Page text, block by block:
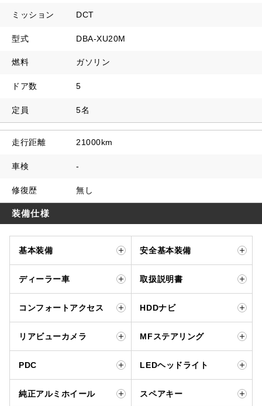
ミッション DCT
型式 DBA-XU20M
燃料 ガソリン
ドア数 5
定員 5名
走行距離 21000km
車検 -
修復歴 無し
装備仕様
基本装備 安全基本装備
ディーラー車 取扱説明書
コンフォートアクセス HDDナビ
リアビューカメラ MFステアリング
PDC LEDヘッドライト
純正アルミホイール スペアキー